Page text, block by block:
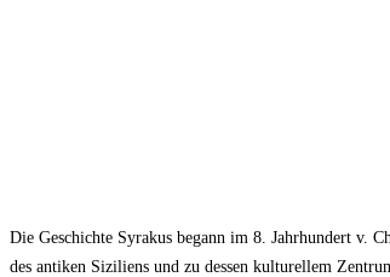
Die Geschichte Syrakus begann im 8. Jahrhundert v.
des antiken Siziliens und zu dessen kulturellem